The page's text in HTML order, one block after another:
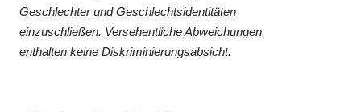
Geschlechter und Geschlechtsidentitäten
einzuschließen. Versehentliche Abweichungen
enthalten keine Diskriminierungsabsicht.